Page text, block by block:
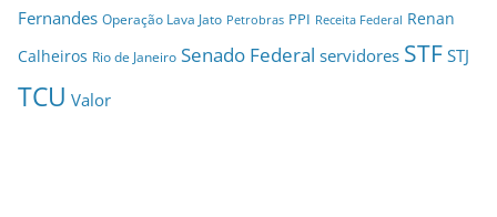
Fernandes Operação Lava Jato Petrobras PPI Receita Federal Renan
Calheiros Rio de Janeiro Senado Federal servidores STF STJ
TCU Valor